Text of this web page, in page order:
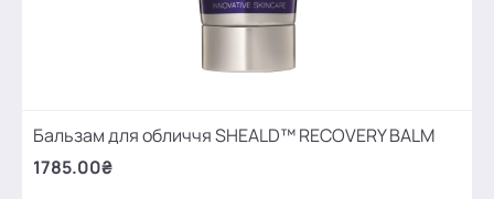
Бальзам для обличчя SHEALD™ RECOVERY BALM
1785.00₴